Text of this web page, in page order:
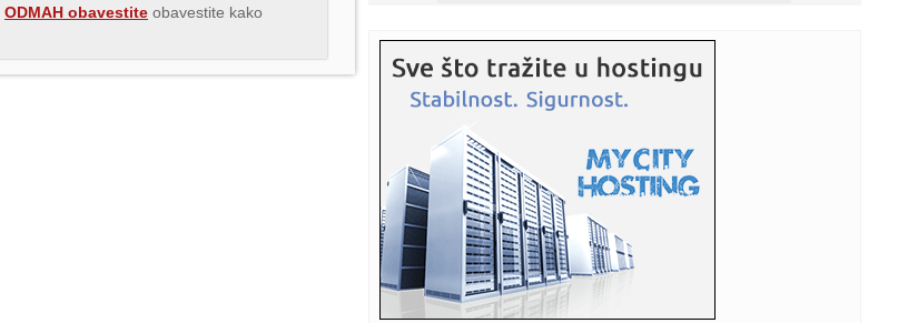
ODMAH obavestite obavestite kako
23:09: KECMANOVIĆ PAO POSLE MARATONA: Srbin dobio prvi
set, pa poklekao...
23:06:
23:01:Slučaj Huse B. iz BiH pokrenuo “lavinu” u Kelnu, provjerava
23:01:Recept za zdrave brauni kuglice od čokolade koje se ne
peku (VID...
23:01:Antonio Banderas progovorio o srčanom udaru: "To je